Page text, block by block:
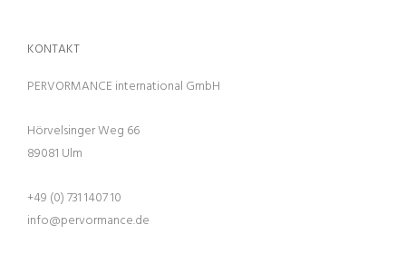
KONTAKT
PERVORMANCE international GmbH
Hörvelsinger Weg 66
89081 Ulm
+49 (0) 731 1407 10
info@pervormance.de